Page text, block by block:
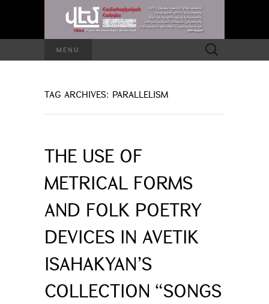
MENU
Search
for:
TAG ARCHIVES: PARALLELISM
THE USE OF
METRICAL FORMS
AND FOLK POETRY
DEVICES IN AVETIK
ISAHAKYAN’S
COLLECTION “SONGS